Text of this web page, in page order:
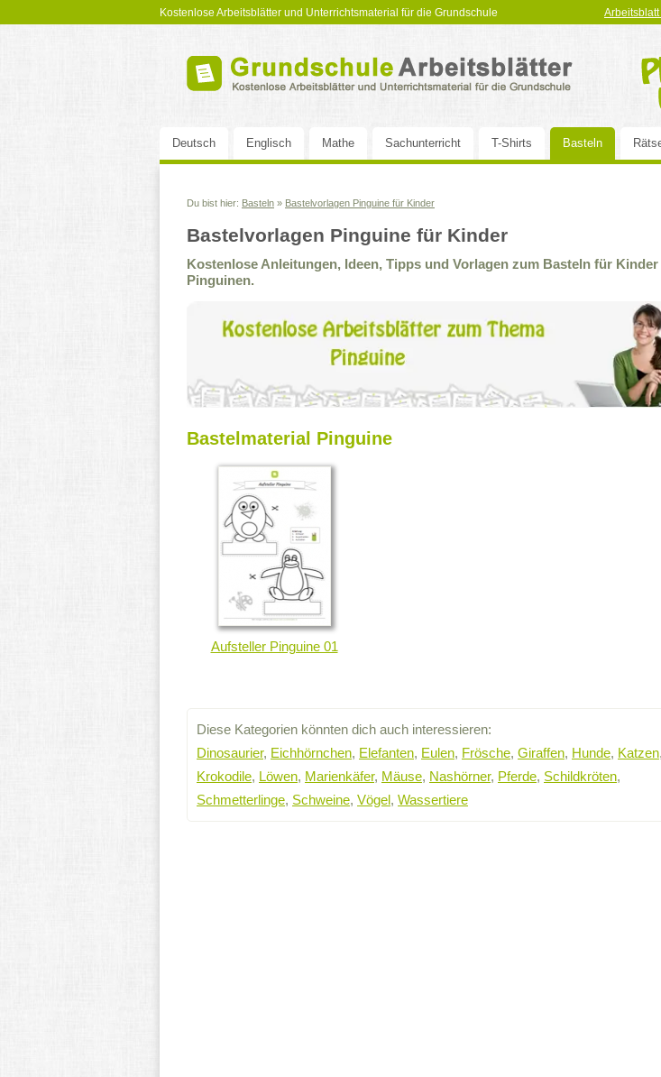
Kostenlose Arbeitsblätter und Unterrichtsmaterial für die Grundschule
Deutsch Englisch Mathe Sachunterricht T-Shirts Basteln
Du bist hier: Basteln » Bastelvorlagen Pinguine für Kinder
Bastelvorlagen Pinguine für Kinder
Kostenlose Anleitungen, Ideen, Tipps und Vorlagen zum Basteln für
Pinguinen.
Bastelmaterial Pinguine
Aufsteller Pinguine 01
Diese Kategorien könnten dich auch interessieren:
Dinosaurier, Eichhörnchen, Elefanten, Eulen, Frösche, Giraffen, Hunde, Katzen,
Krokodile, Löwen, Marienkäfer, Mäuse, Nashörner, Pferde, Schildkröten,
Schmetterlinge, Schweine, Vögel, Wassertiere